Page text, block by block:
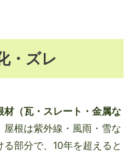
・ズレ
材（瓦・スレート・金属な
屋根は紫外線・風雨・雪な
部分で、10年を超えると